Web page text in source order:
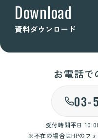
Download
資料ダウンロード
お電話で
03-
受付時間平日
※不在の場合はHPのフォ